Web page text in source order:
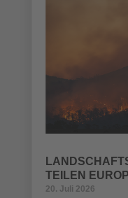
TEILEN
20. Juli 2026